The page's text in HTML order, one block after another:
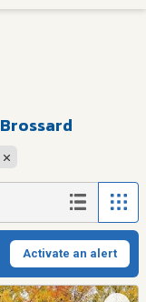
Activate an alert